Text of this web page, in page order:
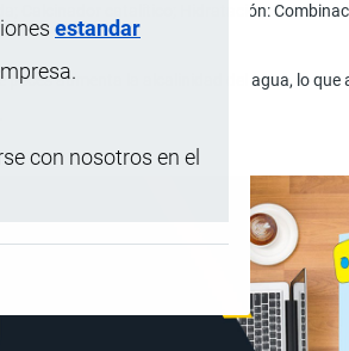
estandar
con nosotros en el
Calcinador catalítico; Hidratación:
peces aumenta la alcalinidad del agua, lo